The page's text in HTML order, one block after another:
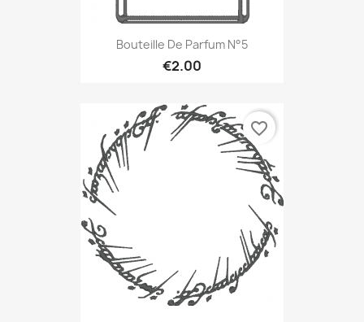
Bouteille De Parfum N°5
€2.00
favorite_border